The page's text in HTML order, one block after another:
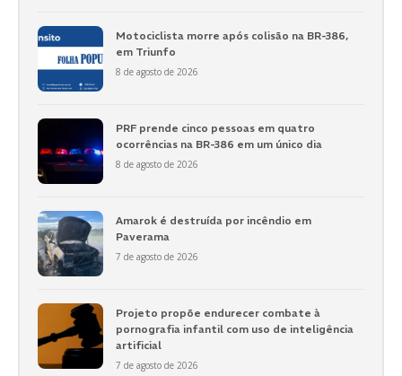
Motociclista morre após colisão na BR-386,
em Triunfo
8 de agosto de 2026
PRF prende cinco pessoas em quatro
ocorrências na BR-386 em um único dia
8 de agosto de 2026
Amarok é destruída por incêndio em
Paverama
7 de agosto de 2026
Projeto propõe endurecer combate à
pornografia infantil com uso de inteligência
artificial
7 de agosto de 2026